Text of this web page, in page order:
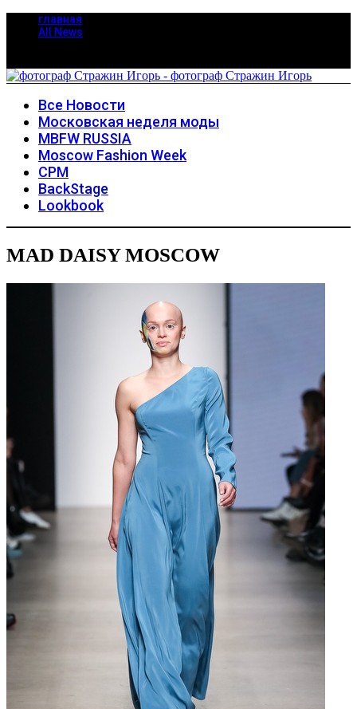
главная
All News
Все Новости
Московская неделя моды
MBFW RUSSIA
Moscow Fashion Week
CPM
BackStage
Lookbook
MAD DAISY MOSCOW